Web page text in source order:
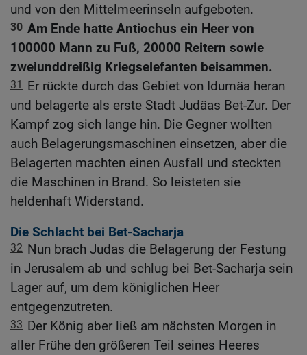
und von den Mittelmeerinseln aufgeboten.
30 Am Ende hatte Antiochus ein Heer von
100000 Mann zu Fuß, 20000 Reitern sowie
zweiunddreißig Kriegselefanten beisammen.
31 Er rückte durch das Gebiet von Idumäa heran
und belagerte als erste Stadt Judäas Bet-Zur. Der
Kampf zog sich lange hin. Die Gegner wollten
auch Belagerungsmaschinen einsetzen, aber die
Belagerten machten einen Ausfall und steckten
die Maschinen in Brand. So leisteten sie
heldenhaft Widerstand.
Die Schlacht bei Bet-Sacharja
32 Nun brach Judas die Belagerung der Festung
in Jerusalem ab und schlug bei Bet-Sacharja sein
Lager auf, um dem königlichen Heer
entgegenzutreten.
33 Der König aber ließ am nächsten Morgen in
aller Frühe den größeren Teil seines Heeres